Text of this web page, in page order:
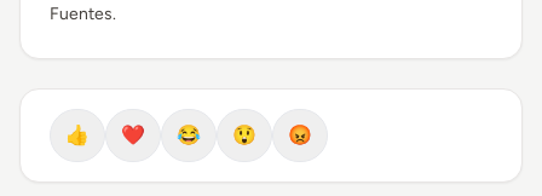
Fuentes.
👍 ❤️ 😂 😲 😡